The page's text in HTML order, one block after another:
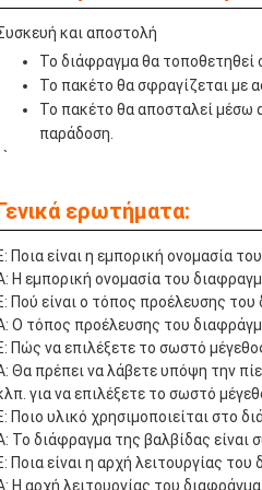
και αποστολή
Το διάφραγμα θα τοποθετηθεί
Το πακέτο θα σφραγίζεται με
Το πακέτο θα αποσταλεί μέσω
παράδοση.
`
ερωτήματα:
Ποια είναι η εμπορική ονομασία
Η εμπορική ονομασία του
Πού είναι ο τόπος προέλευσης
Ο τόπος προέλευσης του
Πώς να επιλέξετε το σωστό
Θα πρέπει να λάβετε υπόψη την
για να επιλέξετε το σωστό
Ποιο υλικό χρησιμοποιείται στο
Το διάφραγμα της βαλβίδας είναι
Ποια είναι η αρχή λειτουργίας
Η αρχή λειτουργίας του